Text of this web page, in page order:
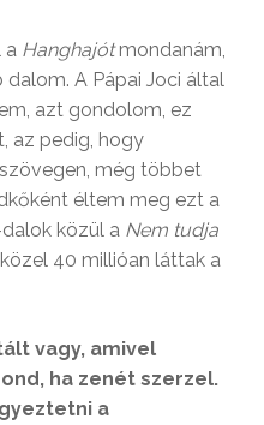
a Hanghajótmondanám,
A Pápai Joci által
azt gondolom, ez
az pedig, hogy
még többet
éltem meg ezt a
közül a Nem tudja
40 millióan láttak a
vagy, amivel
ha zenét szerzel.
a